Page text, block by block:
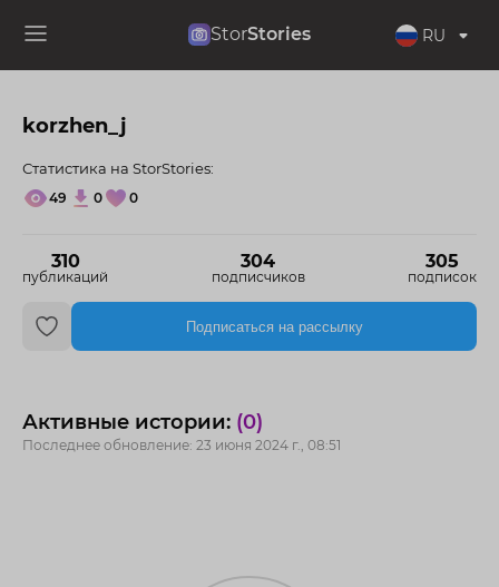
StorStories RU
korzhen_j
310
публикаций
304
подписчиков
305
подписок
Статистика на StorStories:
49 0 0
Подписаться на рассылку
Активные истории: (0)
Последнее обновление: 23 июня 2024 г., 08:51